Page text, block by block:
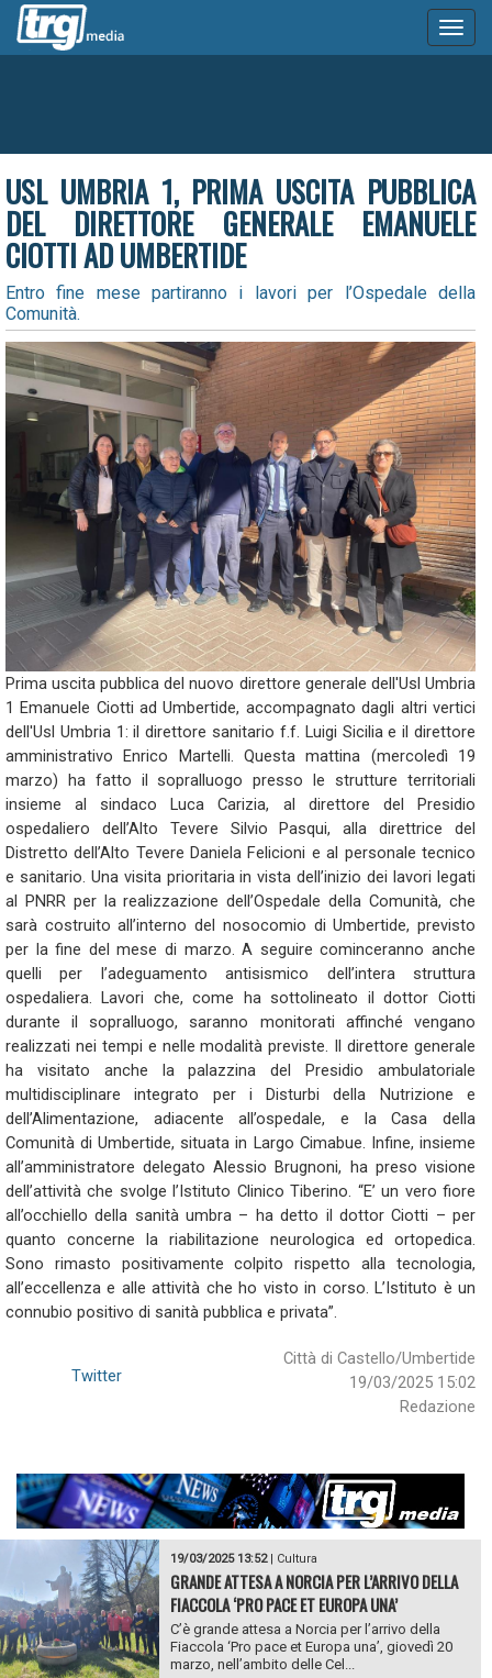
USL UMBRIA 1, PRIMA USCITA PUBBLICA
DEL DIRETTORE GENERALE EMANUELE
CIOTTI AD UMBERTIDE
Entro fine mese partiranno i lavori per l’Ospedale della
Comunità.
Prima uscita pubblica del nuovo direttore generale dell'Usl Umbria
1 Emanuele Ciotti ad Umbertide, accompagnato dagli altri vertici
dell'Usl Umbria 1: il direttore sanitario f.f. Luigi Sicilia e il direttore
amministrativo Enrico Martelli. Questa mattina (mercoledì 19
marzo) ha fatto il sopralluogo presso le strutture territoriali
insieme al sindaco Luca Carizia, al direttore del Presidio
ospedaliero dell’Alto Tevere Silvio Pasqui, alla direttrice del
Distretto dell’Alto Tevere Daniela Felicioni e al personale tecnico
e sanitario. Una visita prioritaria in vista dell’inizio dei lavori legati
al PNRR per la realizzazione dell’Ospedale della Comunità, che
sarà costruito all’interno del nosocomio di Umbertide, previsto
per la fine del mese di marzo. A seguire cominceranno anche
quelli per l’adeguamento antisismico dell’intera struttura
ospedaliera. Lavori che, come ha sottolineato il dottor Ciotti
durante il sopralluogo, saranno monitorati affinché vengano
realizzati nei tempi e nelle modalità previste. Il direttore generale
ha visitato anche la palazzina del Presidio ambulatoriale
multidisciplinare integrato per i Disturbi della Nutrizione e
dell’Alimentazione, adiacente all’ospedale, e la Casa della
Comunità di Umbertide, situata in Largo Cimabue. Infine, insieme
all’amministratore delegato Alessio Brugnoni, ha preso visione
dell’attività che svolge l’Istituto Clinico Tiberino. “E’ un vero fiore
all’occhiello della sanità umbra – ha detto il dottor Ciotti – per
quanto concerne la riabilitazione neurologica ed ortopedica.
Sono rimasto positivamente colpito rispetto alla tecnologia,
all’eccellenza e alle attività che ho visto in corso. L’Istituto è un
connubio positivo di sanità pubblica e privata”.
Città di Castello/Umbertide
19/03/2025 15:02
Redazione
Twitter
19/03/2025 13:52| Cultura
GRANDE ATTESA A NORCIA PER L’ARRIVO DELLA
FIACCOLA ‘PRO PACE ET EUROPA UNA’
C’è grande attesa a Norcia per l’arrivo della
Fiaccola ‘Pro pace et Europa una’, giovedì 20
marzo, nell’ambito delle Cel...